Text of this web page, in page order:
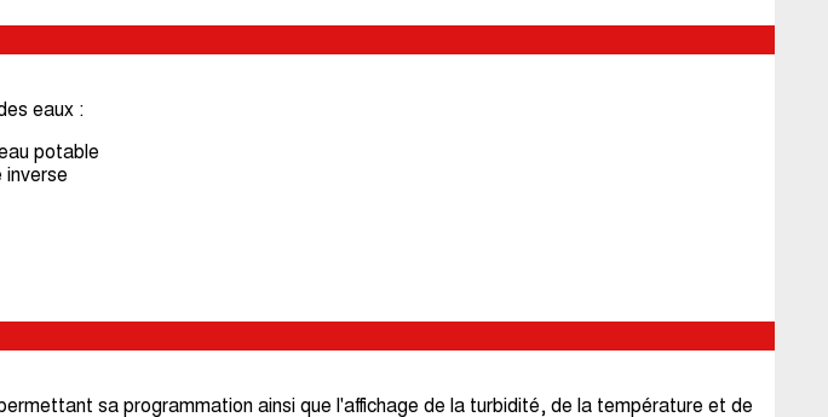
eaux :
potable
inverse
sa programmation ainsi que l'affichage de la turbidité, de la température et de